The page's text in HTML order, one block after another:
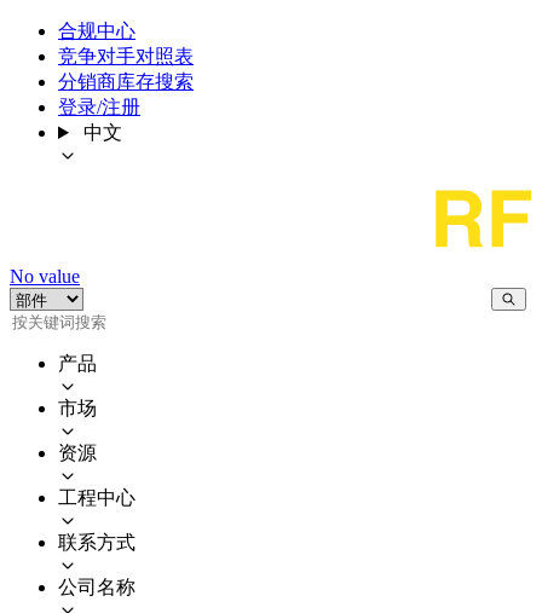
合规中心
竞争对手对照表
分销商库存搜索
登录/注册
中文
No value
产品
市场
资源
工程中心
联系方式
公司名称